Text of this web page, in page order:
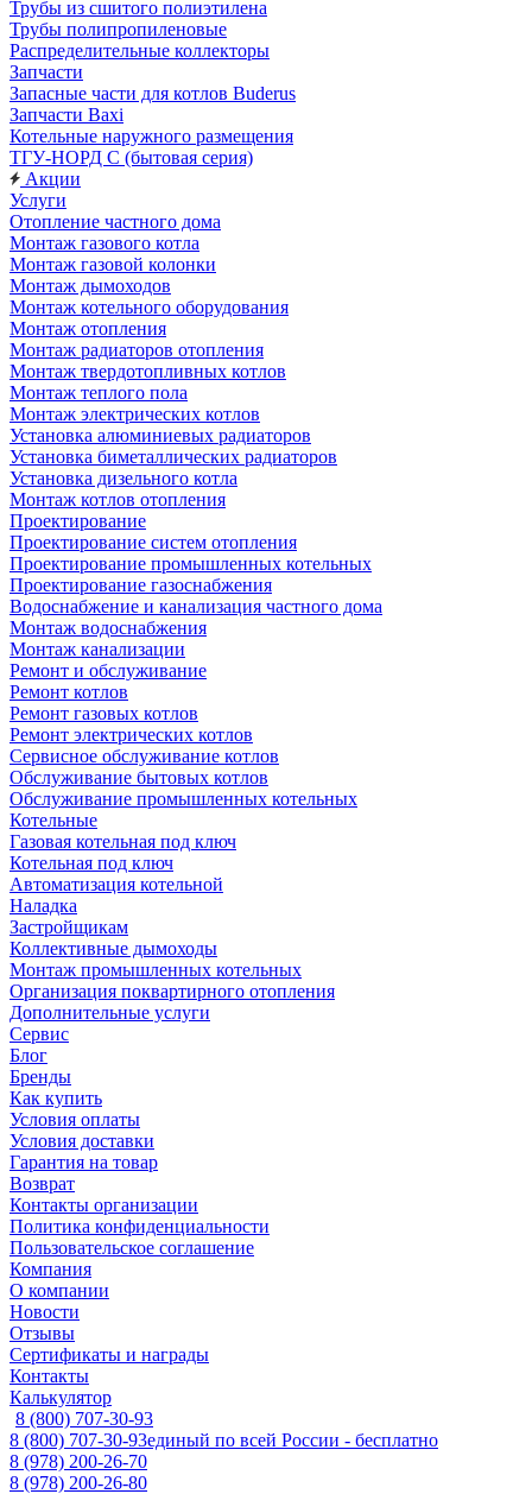
Трубы из сшитого полиэтилена
Трубы полипропиленовые
Распределительные коллекторы
Запчасти
Запасные части для котлов Buderus
Запчасти Baxi
Котельные наружного размещения
ТГУ-НОРД С (бытовая серия)
Акции
Услуги
Отопление частного дома
Монтаж газового котла
Монтаж газовой колонки
Монтаж дымоходов
Монтаж котельного оборудования
Монтаж отопления
Монтаж радиаторов отопления
Монтаж твердотопливных котлов
Монтаж теплого пола
Монтаж электрических котлов
Установка алюминиевых радиаторов
Установка биметаллических радиаторов
Установка дизельного котла
Монтаж котлов отопления
Проектирование
Проектирование систем отопления
Проектирование промышленных котельных
Проектирование газоснабжения
Водоснабжение и канализация частного дома
Монтаж водоснабжения
Монтаж канализации
Ремонт и обслуживание
Ремонт котлов
Ремонт газовых котлов
Ремонт электрических котлов
Сервисное обслуживание котлов
Обслуживание бытовых котлов
Обслуживание промышленных котельных
Котельные
Газовая котельная под ключ
Котельная под ключ
Автоматизация котельной
Наладка
Застройщикам
Коллективные дымоходы
Монтаж промышленных котельных
Организация поквартирного отопления
Дополнительные услуги
Сервис
Блог
Бренды
Как купить
Условия оплаты
Условия доставки
Гарантия на товар
Возврат
Контакты организации
Политика конфиденциальности
Пользовательское соглашение
Компания
О компании
Новости
Отзывы
Сертификаты и награды
Контакты
Калькулятор
8 (800) 707-30-93
8 (800) 707-30-93единый по всей России - бесплатно
8 (978) 200-26-70
8 (978) 200-26-80